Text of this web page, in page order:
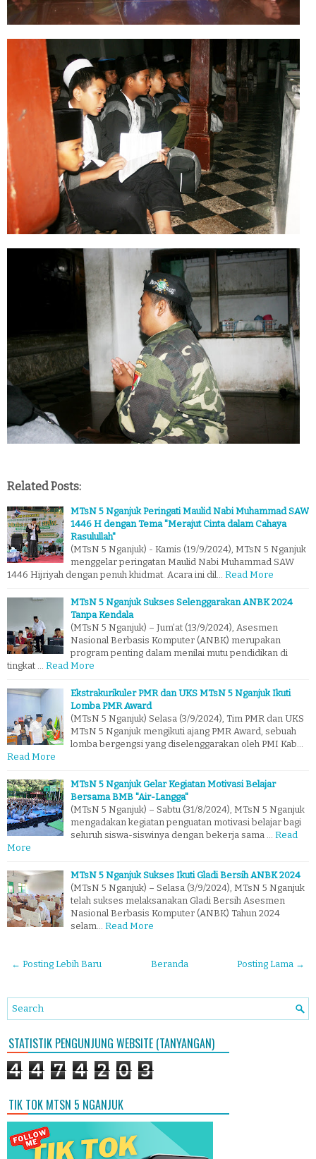
Related Posts:
MTsN 5 Nganjuk Peringati Maulid Nabi Muhammad SAW
1446 H dengan Tema "Merajut Cinta dalam Cahaya
Rasulullah"
(MTsN 5 Nganjuk) - Kamis (19/9/2024), MTsN 5 Nganjuk
menggelar peringatan Maulid Nabi Muhammad SAW
1446 Hijriyah dengan penuh khidmat. Acara ini dil…
Read More
MTsN 5 Nganjuk Sukses Selenggarakan ANBK 2024
Tanpa Kendala
(MTsN 5 Nganjuk) – Jum’at (13/9/2024), Asesmen
Nasional Berbasis Komputer (ANBK) merupakan
program penting dalam menilai mutu pendidikan di
tingkat …
Read More
Ekstrakurikuler PMR dan UKS MTsN 5 Nganjuk Ikuti
Lomba PMR Award
(MTsN 5 Nganjuk) Selasa (3/9/2024), Tim PMR dan UKS
MTsN 5 Nganjuk mengikuti ajang PMR Award, sebuah
lomba bergengsi yang diselenggarakan oleh PMI Kab…
Read More
MTsN 5 Nganjuk Gelar Kegiatan Motivasi Belajar
Bersama BMB "Air-Langga"
(MTsN 5 Nganjuk) – Sabtu (31/8/2024), MTsN 5 Nganjuk
mengadakan kegiatan penguatan motivasi belajar bagi
seluruh siswa-siswinya dengan bekerja sama …
Read
More
MTsN 5 Nganjuk Sukses Ikuti Gladi Bersih ANBK 2024
(MTsN 5 Nganjuk) – Selasa (3/9/2024), MTsN 5 Nganjuk
telah sukses melaksanakan Gladi Bersih Asesmen
Nasional Berbasis Komputer (ANBK) Tahun 2024
selam…
Read More
← Posting Lebih Baru Posting Lama →
Beranda
STATISTIK PENGUNJUNG WEBSITE (TANYANGAN)
4 4 7 4 2 0 3
TIK TOK MTSN 5 NGANJUK